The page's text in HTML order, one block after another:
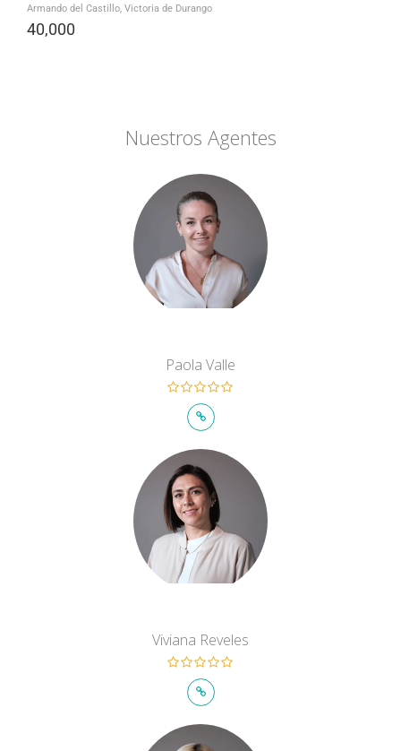
Armando del Castillo, Victoria de Durango
40,000
Nuestros Agentes
Paola Valle
Viviana Reveles